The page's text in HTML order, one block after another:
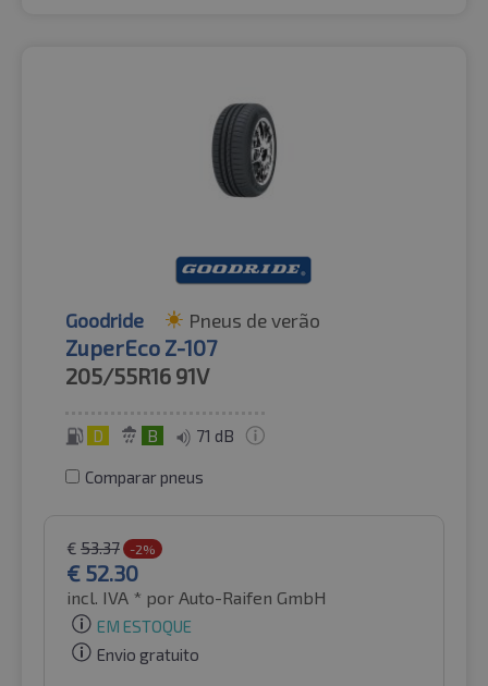
Goodride Pneus de verão
ZuperEco Z-107
205/55R16 91V
D B 71 dB
Comparar pneus
€ 53.37 -2%
€ 52.30
incl. IVA * por Auto-Raifen GmbH
EM ESTOQUE
Envio gratuito